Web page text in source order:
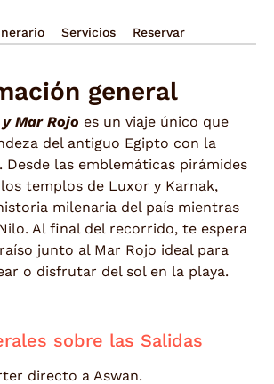
Servicios Reservar
general
Mar Rojo es un viaje único que
del antiguo Egipto con la
Desde las emblemáticas pirámides
templos de Luxor y Karnak,
milenaria del país mientras
Al final del recorrido, te espera
junto al Mar Rojo ideal para
o disfrutar del sol en la playa.
sobre las Salidas
directo a Aswan.